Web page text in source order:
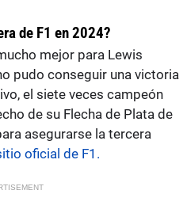
de F1 en 2024?
mejor para Lewis
pudo conseguir una victoria
el siete veces campeón
de su Flecha de Plata de
asegurarse la tercera
oficial de F1.